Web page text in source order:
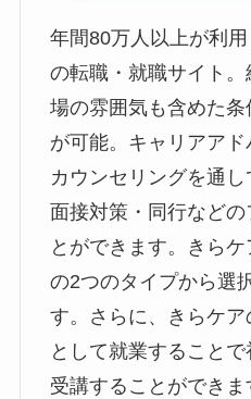
年間80万人以上が利
の転職・就職サイト
場の雰囲気も含めた条
が可能。キャリアア
カウンセリングを通
面接対策・同行など
とができます。きら
の2つのタイプから選
す。さらに、きらケ
として就業すること
受講することができま